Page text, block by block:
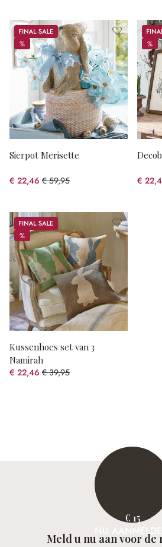
Sale
%
%
Sierpot Merisette
€ 22,46 € 59,95
(62.54% gespart)
Sale
%
%
€
Sale
%
%
Kussenhoes set van 3
Namirah
€ 22,46 € 39,95
(43.78% gespart)
€ 15
NU
Meld u nu aan voor